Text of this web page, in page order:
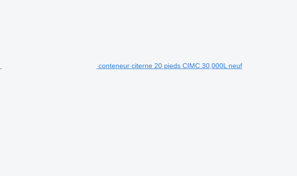
conteneur citerne 20 pieds CIMC 30,000L neuf